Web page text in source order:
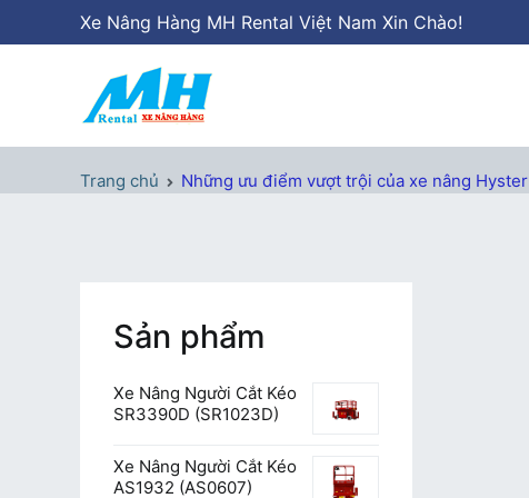
tới
Xe Nâng Hàng MH Rental Việt Nam Xin Chào!
Trang chủ Những ưu điểm vượt trội của xe nâng Hyster
Sản phẩm
Xe Nâng Người Cắt Kéo
SR3390D (SR1023D)
Xe Nâng Người Cắt Kéo
AS1932 (AS0607)